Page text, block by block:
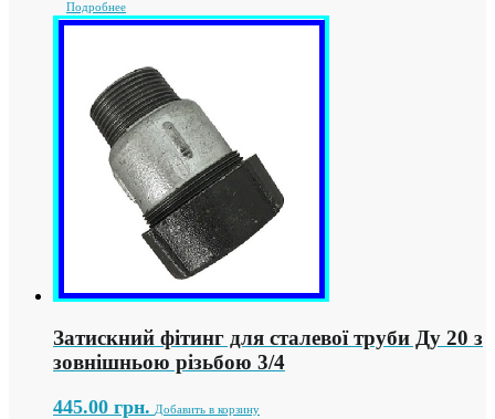
Подробнее
Затискний фітинг для сталевої труби Ду 20 з
зовнішньою різьбою 3/4
445.00 грн. Добавить в корзину